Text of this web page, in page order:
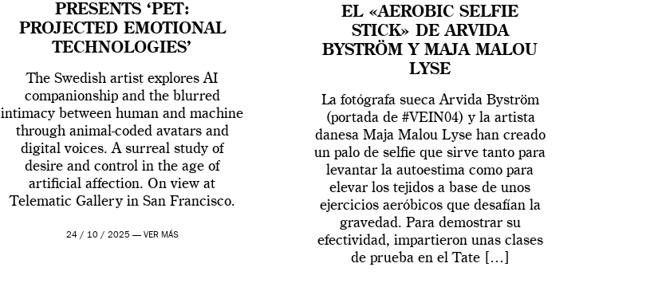
PRESENTS ‘PET:
PROJECTED EMOTIONAL
TECHNOLOGIES’
The Swedish artist explores AI
companionship and the blurred
intimacy between human and machine
through animal-coded avatars and
digital voices. A surreal study of
desire and control in the age of
artificial affection. On view at
Telematic Gallery in San Francisco.
24 / 10 / 2025 — VER MÁS
EL «AEROBIC SELFIE
STICK» DE ARVIDA
BYSTRÖM Y MAJA MALOU
LYSE
La fotógrafa sueca Arvida Byström
(portada de #VEIN04) y la artista
danesa Maja Malou Lyse han creado
un palo de selfie que sirve tanto para
levantar la autoestima como para
elevar los tejidos a base de unos
ejercicios aeróbicos que desafían la
gravedad. Para demostrar su
efectividad, impartieron unas clases
de prueba en el Tate […]